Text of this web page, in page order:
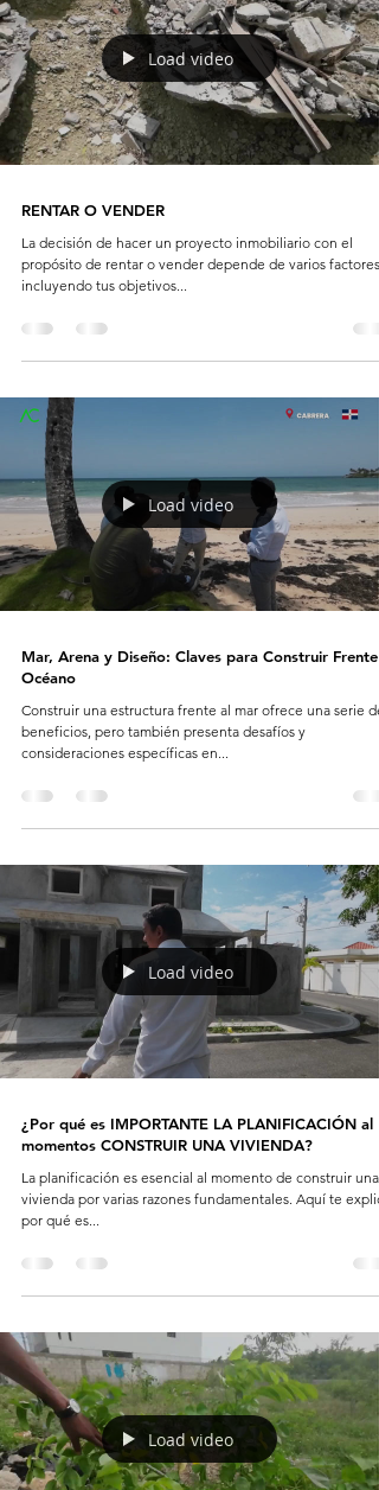
Load video
RENTAR O VENDER
La decisión de hacer un proyecto inmobiliario con el
propósito de rentar o vender depende de varios factores,
incluyendo tus objetivos...
Load video
Mar, Arena y Diseño: Claves para Construir Frente
Océano
Construir una estructura frente al mar ofrece una serie de
beneficios, pero también presenta desafíos y
consideraciones específicas en...
Load video
¿Por qué es IMPORTANTE LA PLANIFICACIÓN al
momentos CONSTRUIR UNA VIVIENDA?
La planificación es esencial al momento de construir una
vivienda por varias razones fundamentales. Aquí te
por qué es...
Load video